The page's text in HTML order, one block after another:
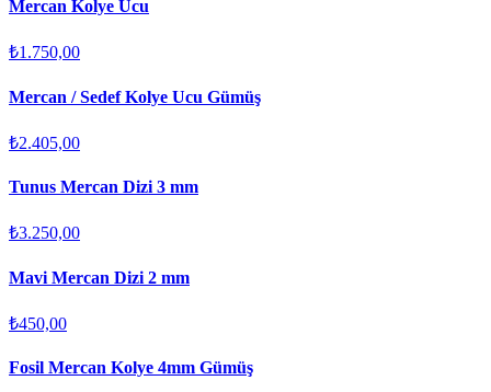
Mercan Kolye Ucu
₺1.750,00
Mercan / Sedef Kolye Ucu Gümüş
₺2.405,00
Tunus Mercan Dizi 3 mm
₺3.250,00
Mavi Mercan Dizi 2 mm
₺450,00
Fosil Mercan Kolye 4mm Gümüş